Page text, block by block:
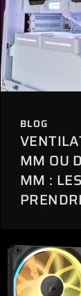
BLOG
MM OU
MM :